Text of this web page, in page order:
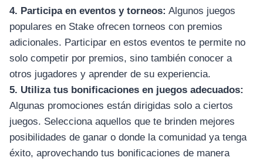
4. Participa en eventos y torneos: Algunos juegos
populares en Stake ofrecen torneos con premios
adicionales. Participar en estos eventos te permite no
solo competir por premios, sino también conocer a
otros jugadores y aprender de su experiencia.
5. Utiliza tus bonificaciones en juegos adecuados:
Algunas promociones están dirigidas solo a ciertos
juegos. Selecciona aquellos que te brinden mejores
posibilidades de ganar o donde la comunidad ya tenga
éxito, aprovechando tus bonificaciones de manera